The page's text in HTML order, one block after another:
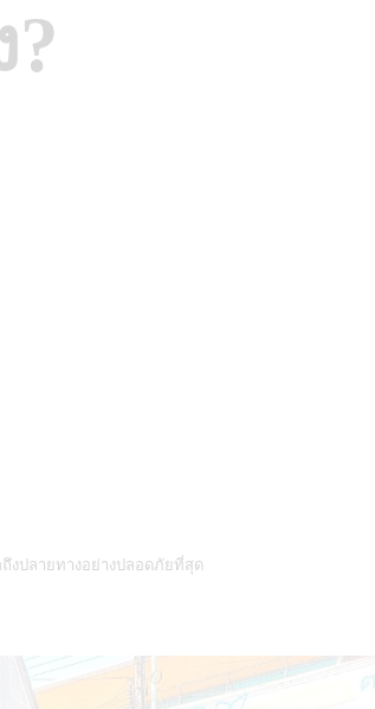
ถึงปลายทางอย่างปลอดภัยที่สุด